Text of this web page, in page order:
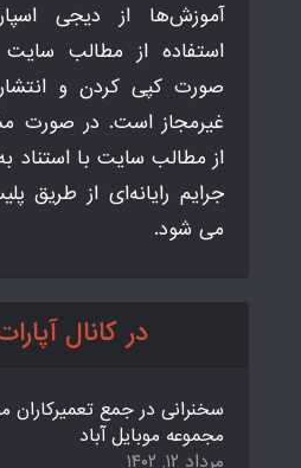
آموزش‌ها از دیجی
استفاده از مطالب
صورت کپی کردن و
غیرمجاز است. در صورت
از مطالب سایت با استناد
جرایم رایانه‌ای از طریق
می شود.
در کانال
سخنرانی در جمع تعمیرکاران
مجموعه موبایل آباد